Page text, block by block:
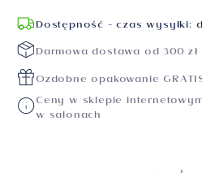
Dostępność - czas wysyłki:
Darmowa dostawa od 300 zł
Ozdobne opakowanie
Ceny w sklepie
w salonach